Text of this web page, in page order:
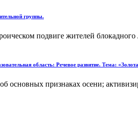
группы.
подвиге жителей
область: Речевое развитие. Тема:
основных признаках осени;